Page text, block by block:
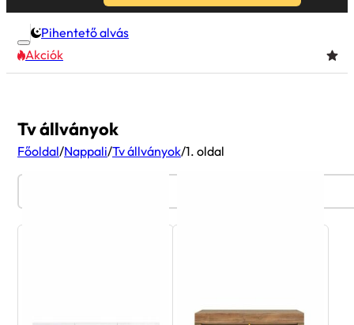
Pihentető alvás
Akciók
Tv állványok
Főoldal/Nappali/Tv állványok/1. oldal